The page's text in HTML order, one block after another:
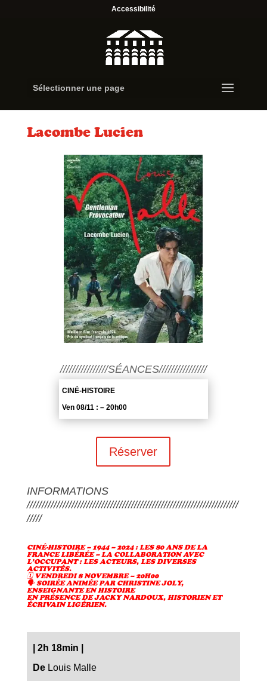
Accessibilité
Sélectionner une page
Lacombe Lucien
////////////////SÉANCES////////////////
CINÉ-HISTOIRE
Ven 08/11 : – 20h00
Réserver
INFORMATIONS
///////////////////////////////////////////////////////////////////////
/////
CINÉ-HISTOIRE – 1944 – 2024 : LES 80 ANS DE LA
FRANCE LIBÉRÉE – LA COLLABORATION AVEC
L’OCCUPANT : LES ACTEURS, LES DIVERSES
ACTIVITÉS.
🗓 VENDREDI 8 NOVEMBRE – 20H00
🗣️ SOIRÉE ANIMÉE PAR CHRISTINE JOLY,
ENSEIGNANTE EN HISTOIRE
EN PRÉSENCE DE JACKY NARDOUX, HISTORIEN ET
ÉCRIVAIN LIGÉRIEN.
2h 18min
DeLouis Malle